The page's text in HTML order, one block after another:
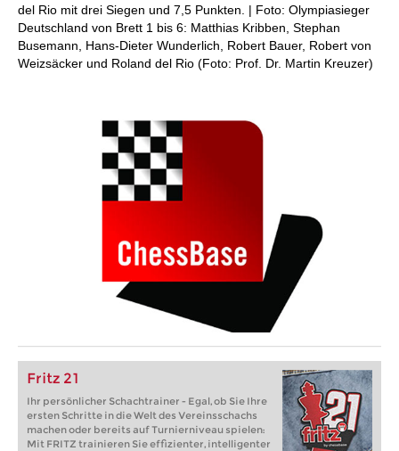
del Rio mit drei Siegen und 7,5 Punkten. | Foto: Olympiasieger
Deutschland von Brett 1 bis 6: Matthias Kribben, Stephan
Busemann, Hans-Dieter Wunderlich, Robert Bauer, Robert von
Weizsäcker und Roland del Rio (Foto: Prof. Dr. Martin Kreuzer)
Fritz 21
Ihr persönlicher Schachtrainer - Egal, ob Sie Ihre
ersten Schritte in die Welt des Vereinsschachs
machen oder bereits auf Turnierniveau spielen:
Mit FRITZ trainieren Sie effizienter, intelligenter